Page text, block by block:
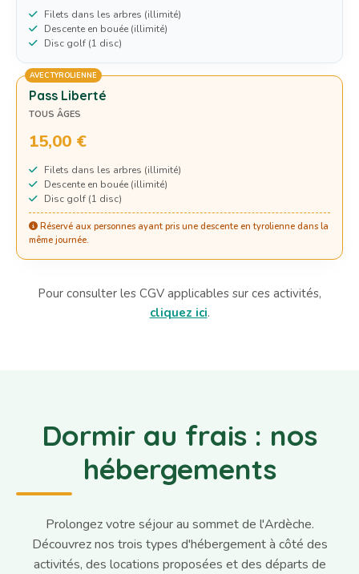
Filets dans les arbres (illimité)
Descente en bouée (illimité)
Disc golf (1 disc)
AVEC TYROLIENNE
Pass Liberté
TOUS ÂGES
15,00 €
Filets dans les arbres (illimité)
Descente en bouée (illimité)
Disc golf (1 disc)
Réservé aux personnes ayant pris une descente en tyrolienne dans la
même journée.
Pour consulter les CGV applicables sur ces activités,
cliquez ici.
Dormir au frais : nos
hébergements
Prolongez votre séjour au sommet de l'Ardèche.
Découvrez nos trois types d'hébergement à côté des
activités, des locations proposées et des départs de